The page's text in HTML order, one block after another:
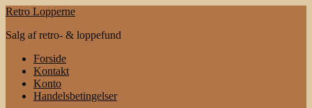
Spring
navigation
Spring
indhold
Retro Lopperne
Salg af retro- & loppefund
Forside
Kontakt
Konto
Handelsbetingelser